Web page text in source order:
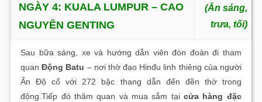
NGÀY 4: KUALA LUMPUR – CAO
NGUYÊN GENTING
(Ăn sáng,
trưa, tối)
Sau bữa sáng, xe và hướng dẫn viên đón đoàn đi tham
quanĐộng Batu – nơi thờ đạo Hinđu linh thiêng của người
Ấn Độ cổ với 272 bậc thang dẫn đến đền thờ trong
động.Tiếp đó thăm quan và mua sắm tạicửa hàng đặc